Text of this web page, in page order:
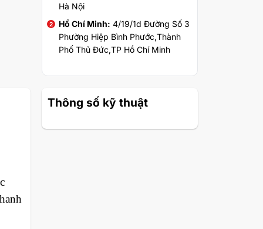
Hà Nội
Hồ Chí Minh: 4/19/1d Đường Số 3
Phường Hiệp Bình Phước,Thành
Phố Thủ Đức,TP Hồ Chí Minh
Thông số kỹ thuật